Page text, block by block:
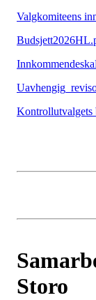
Valgkomiteens
Kontrollutvalgets
Storo